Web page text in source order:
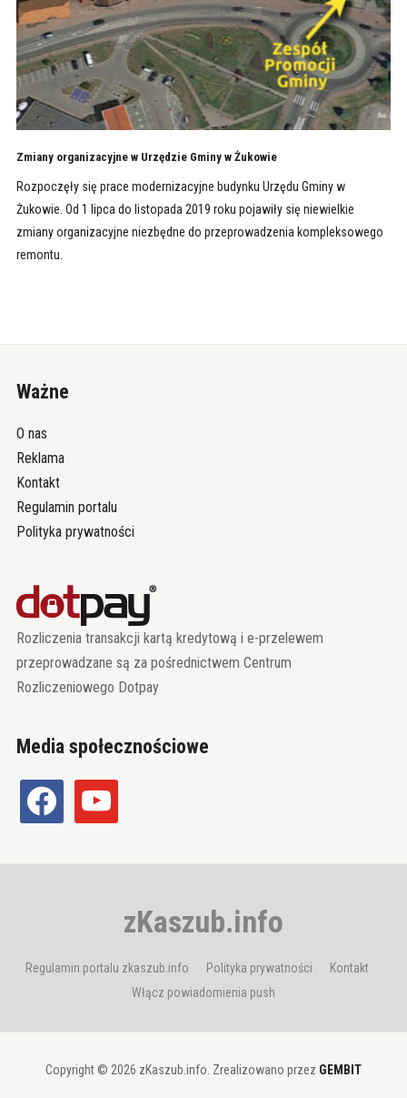
Zmiany organizacyjne w Urzędzie Gminy w Żukowie
Rozpoczęły się prace modernizacyjne budynku Urzędu Gminy w
Żukowie. Od 1 lipca do listopada 2019 roku pojawiły się niewielkie
zmiany organizacyjne niezbędne do przeprowadzenia kompleksowego
remontu.
Ważne
O nas
Reklama
Kontakt
Regulamin portalu
Polityka prywatności
Rozliczenia transakcji kartą kredytową i e-przelewem
przeprowadzane są za pośrednictwem Centrum
Rozliczeniowego Dotpay
Media społecznościowe
facebook youtube
zKaszub.info
Regulamin portalu zkaszub.info Polityka prywatności
Kontakt
Włącz powiadomienia push
Copyright © 2026 zKaszub.info. Zrealizowano przez GEMBIT